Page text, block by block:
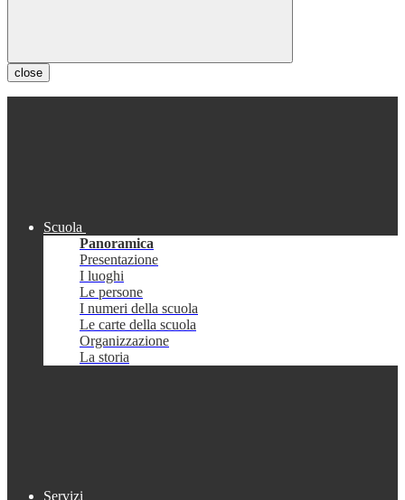
close
Scuola
Panoramica
Presentazione
I luoghi
Le persone
I numeri della scuola
Le carte della scuola
Organizzazione
La storia
Servizi